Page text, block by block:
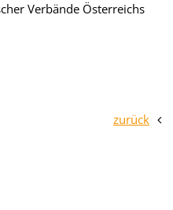
Verbände Österreichs
zurück